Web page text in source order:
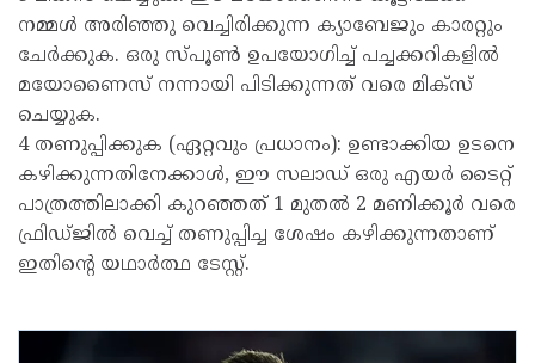
നമ്മൾ അരിഞ്ഞു വെച്ചിരിക്കുന്ന ക്യാബേജും കാരറ്റും
ചേർക്കുക. ഒരു സ്പൂൺ ഉപയോഗിച്ച് പച്ചക്കറികളിൽ
മയോണൈസ് നന്നായി പിടിക്കുന്നത് വരെ മിക്സ്
ചെയ്യുക.
4 തണുപ്പിക്കുക (ഏറ്റവും പ്രധാനം): ഉണ്ടാക്കിയ ഉടനെ
കഴിക്കുന്നതിനേക്കാൾ, ഈ സലാഡ് ഒരു എയർ ടൈറ്റ്
പാത്രത്തിലാക്കി കുറഞ്ഞത് 1 മുതൽ 2 മണിക്കൂർ വരെ
ഫ്രിഡ്ജിൽ വെച്ച് തണുപ്പിച്ച ശേഷം കഴിക്കുന്നതാണ്
ഇതിന്റെ യഥാർത്ഥ ടേസ്റ്റ്.